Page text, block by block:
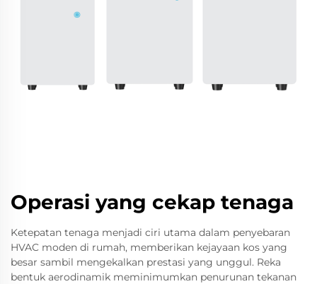
Operasi yang cekap tenaga
Ketepatan tenaga menjadi ciri utama dalam penyebaran
HVAC moden di rumah, memberikan kejayaan kos yang
besar sambil mengekalkan prestasi yang unggul. Reka
bentuk aerodinamik meminimumkan penurunan tekanan